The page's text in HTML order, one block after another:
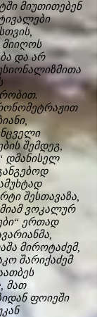
მიუთითებენ
მიიღოს
და არ
შემდეგ,
დმანისელ
შესთავაზა,
ვოკალურ
ერთად
მიროტაძემ,
შარიქაძემ
მათ
ფოიეში